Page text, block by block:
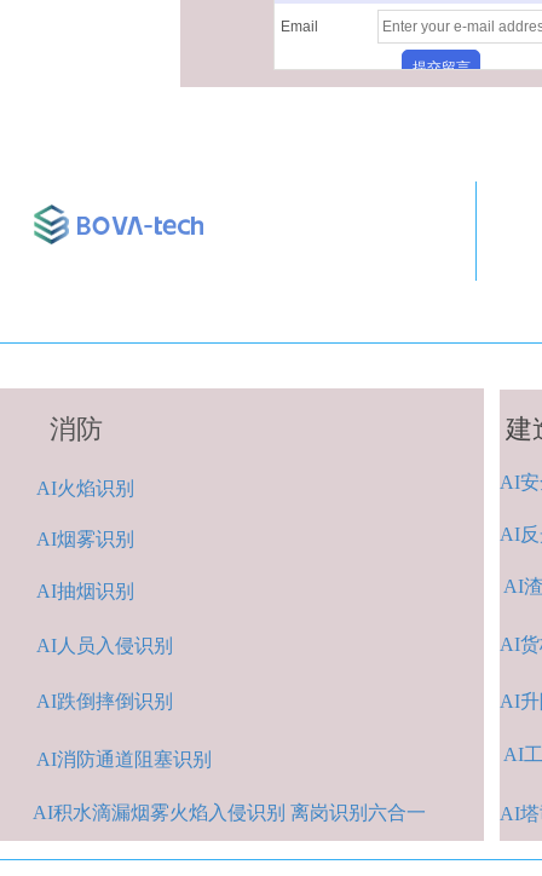
Email
AI人 员入侵识别
AI消防通道阻塞识别
AI火焰识别
AI抽烟识别
AI跌倒摔倒识别
AI积水滴漏烟雾火焰入侵识别 离岗识别六合一
AI烟雾识别
建
AI
AI
AI
AI货
AI反
AI
AI
消防